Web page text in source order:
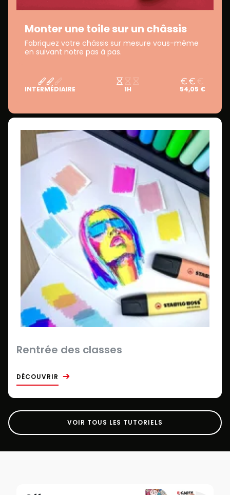
Monter une toile sur un châssis
Fabriquez votre châssis sur mesure vous-même
en suivant notre pas à pas.
INTERMÉDIAIRE 1H 54,05 €
Rentrée des classes
DÉCOUVRIR
VOIR TOUS LES TUTORIELS